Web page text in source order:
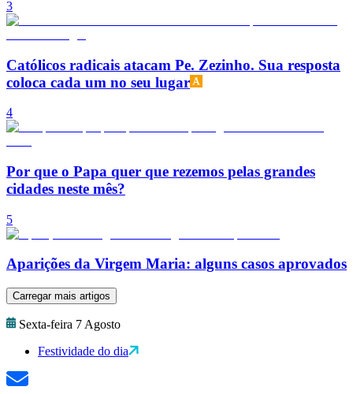
3
Católicos radicais atacam Pe. Zezinho. Sua resposta
coloca cada um no seu lugar
4
Por que o Papa quer que rezemos pelas grandes
cidades neste mês?
5
Aparições da Virgem Maria: alguns casos aprovados
Carregar mais artigos
Sexta-feira 7 Agosto
Festividade do dia